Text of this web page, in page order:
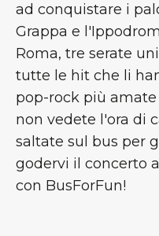
ad conquistare i
Grappa e
Roma, tre serate
tutte le hit che li
pop-rock più amate
non vedete l'ora di
saltate sul bus per
godervi il concerto al
con BusForFun!